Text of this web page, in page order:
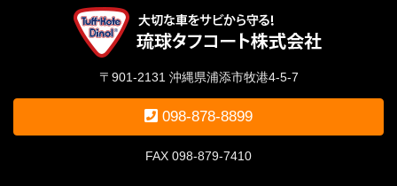
〒901-2131 沖縄県浦添市牧港4-5-7
098-878-8899
FAX 098-879-7410